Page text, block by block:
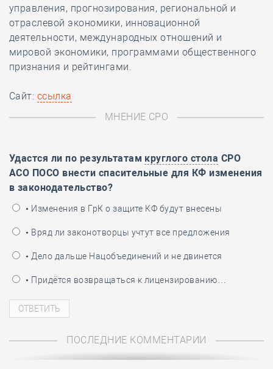
управления, прогнозирования, региональной и
отраслевой экономики, инновационной
деятельности, международных отношений и
мировой экономики, программами общественного
признания и рейтингами.
Сайт: ссылка
МНЕНИЕ СРО
Удастся ли по результатам круглого стола СРО
АСО ПОСО внести спасительные для КФ изменения
в законодательство?
• Изменения в ГрК о защите КФ будут внесены
• Вряд ли законотворцы учтут все предложения
• Дело дальше Нацобъединений и не двинется
• Придётся возвращаться к лицензированию…
ПОСЛЕДНИЕ КОММЕНТАРИИ